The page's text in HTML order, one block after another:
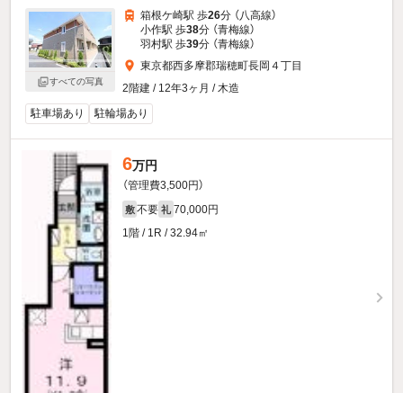
すべての写真
箱根ケ崎駅 歩26分 （八高線）
小作駅 歩38分 （青梅線）
羽村駅 歩39分 （青梅線）
東京都西多摩郡瑞穂町長岡４丁目
2階建 / 12年3ヶ月 / 木造
駐車場あり
駐輪場あり
6万円
（管理費3,500円）
敷 不要 礼 70,000円
1階 / 1R / 32.94㎡